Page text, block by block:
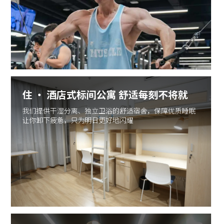
住 · 酒店式标间公寓 舒适每刻不将就
我们提供干湿分离、独立卫浴的舒适宿舍，保障优质睡眠
让你卸下疲惫，只为明日更好地闪耀